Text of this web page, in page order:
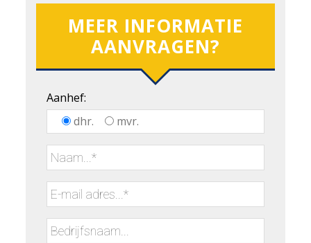
MEER INFORMATIE
AANVRAGEN?
Aanhef:
dhr.
mvr.